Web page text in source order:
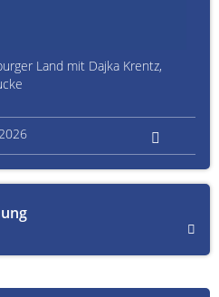
Land mit Dajka Krentz,